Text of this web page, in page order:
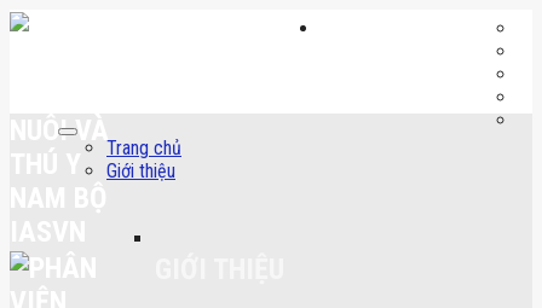
Skip
Trang chủ
Giới thiệu